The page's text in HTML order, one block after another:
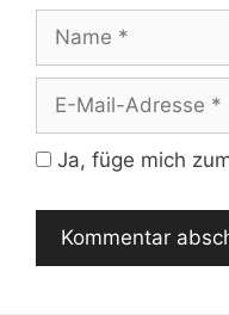
Name
Adresse
Ja, füge mich